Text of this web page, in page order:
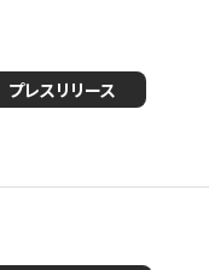
プレスリリース